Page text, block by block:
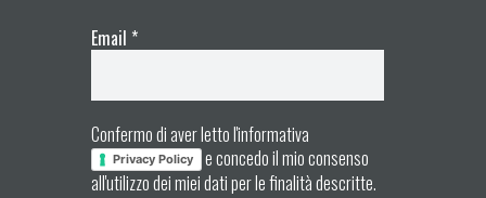
Email *
Confermo di aver letto l'informativa
Privacy Policy
e concedo il mio consenso
all'utilizzo dei miei dati per le finalità descritte.